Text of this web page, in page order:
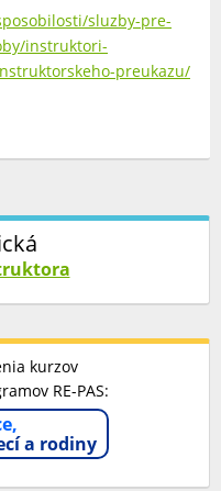
sluzby-pre-
instruktori-
preukazu/
kurzov
RE-PAS:
a rodiny